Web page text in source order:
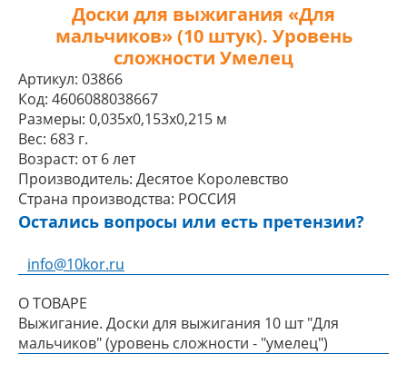
Доски для выжигания «Для
мальчиков» (10 штук). Уровень
сложности Умелец
Артикул: 03866
Код: 4606088038667
Размеры: 0,035x0,153x0,215 м
Вес: 683 г.
Возраст: от 6 лет
Производитель: Десятое Королевство
Страна производства: РОССИЯ
Остались вопросы или есть претензии?
info@10kor.ru
О ТОВАРЕ
Выжигание. Доски для выжигания 10 шт "Для
мальчиков" (уровень сложности - "умелец")